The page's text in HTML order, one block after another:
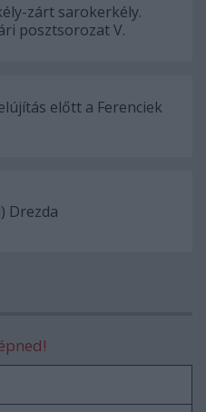
zárt sarokerkély.
posztsorozat V.
előtt a Ferenciek
Drezda